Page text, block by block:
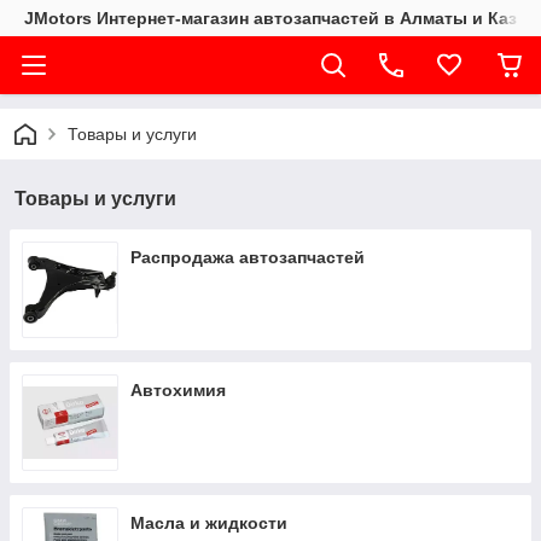
JMotors Интернет-магазин автозапчастей в Алматы и
Товары и услуги
Товары и услуги
Распродажа автозапчастей
Автохимия
Масла и жидкости